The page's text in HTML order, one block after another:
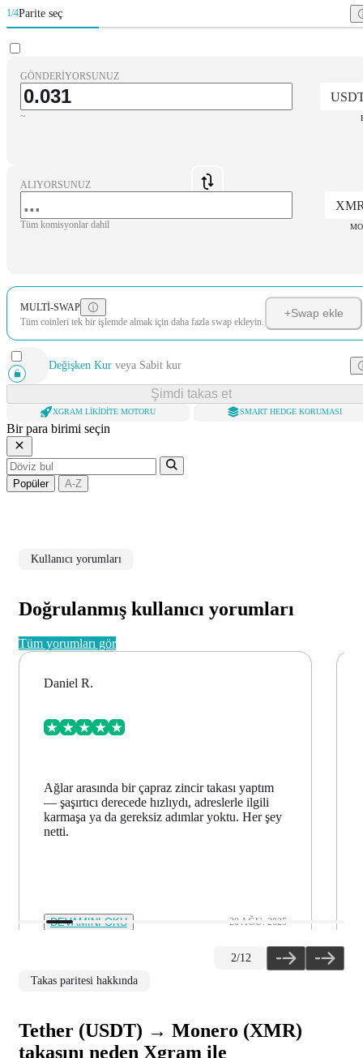
1/4Parite seç
GÖNDERIYORSUNUZ
~
ALIYORSUNUZ
Tüm komisyonlar dahil
MULTI-SWAP
Tüm coinleri tek bir işlemde almak için daha fazla swap ekleyin.
+Swap ekle
Değişken Kur veya Sabit kur
Şimdi takas et
XGRAM LIKIDITE MOTORU SMART HEDGE KORUMASI
Bir para birimi seçin
Popüler A-Z
Kullanıcı yorumları
Doğrulanmış kullanıcı yorumları
Tüm yorumları gör
Daniel R.
Ağlar arasında bir çapraz zincir takası yaptım
— şaşırtıcı derecede hızlıydı, adreslerle ilgili
karmaşa ya da gereksiz adımlar yoktu. Her şey
netti.
DEVAMINI OKU 28 AĞU. 2025
2/12
Takas paritesi hakkında
Tether (USDT) → Monero (XMR)
takasını neden Xgram ile